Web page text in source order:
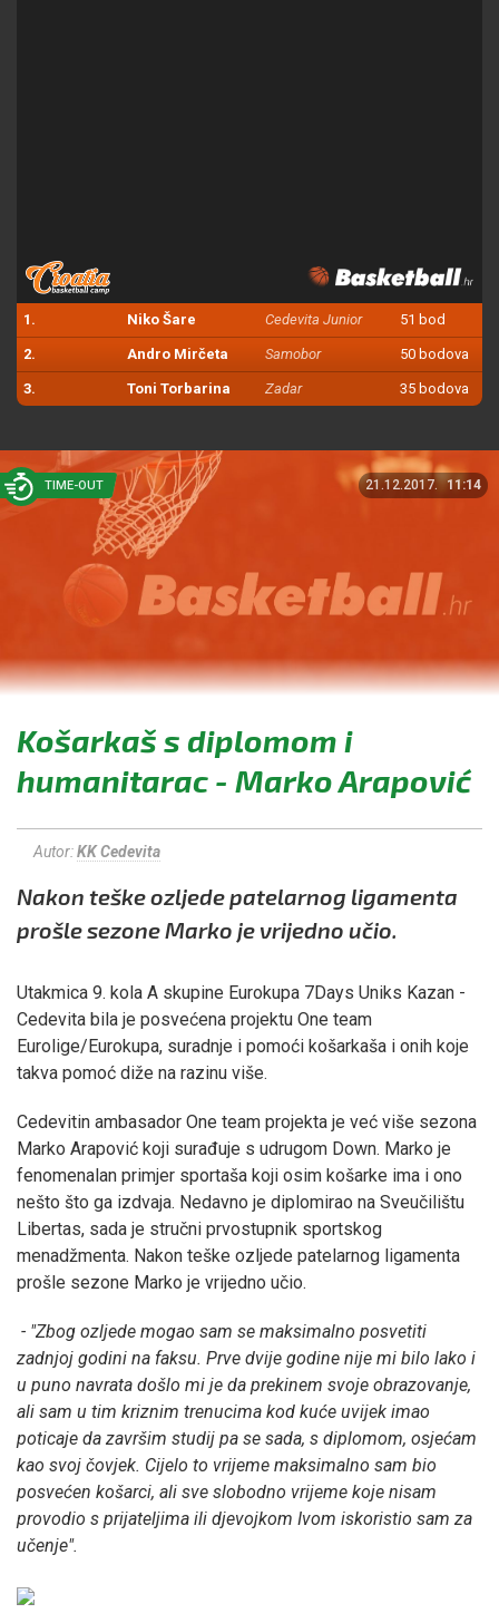
1. Niko Šare Cedevita Junior 51 bod
2. Andro Mirčeta Samobor 50 bodova
3. Toni Torbarina Zadar 35 bodova
TIME-OUT 21.12.2017. 11:14
Košarkaš s diplomom i
humanitarac - Marko Arapović
Autor:KK Cedevita
Nakon teške ozljede patelarnog ligamenta
prošle sezone Marko je vrijedno učio.
Utakmica 9. kola A skupine Eurokupa 7Days Uniks Kazan -
Cedevita bila je posvećena projektu One team
Eurolige/Eurokupa, suradnje i pomoći košarkaša i onih koje
takva pomoć diže na razinu više.
Cedevitin ambasador One team projekta je već više sezona
Marko Arapović koji surađuje s udrugom Down. Marko je
fenomenalan primjer sportaša koji osim košarke ima i ono
nešto što ga izdvaja. Nedavno je diplomirao na Sveučilištu
Libertas, sada je stručni prvostupnik sportskog
menadžmenta. Nakon teške ozljede patelarnog ligamenta
prošle sezone Marko je vrijedno učio.
- "Zbog ozljede mogao sam se maksimalno posvetiti
zadnjoj godini na faksu. Prve dvije godine nije mi bilo lako i
u puno navrata došlo mi je da prekinem svoje obrazovanje,
ali sam u tim kriznim trenucima kod kuće uvijek imao
poticaje da završim studij pa se sada, s diplomom, osjećam
kao svoj čovjek. Cijelo to vrijeme maksimalno sam bio
posvećen košarci, ali sve slobodno vrijeme koje nisam
provodio s prijateljima ili djevojkom Ivom iskoristio sam za
učenje".